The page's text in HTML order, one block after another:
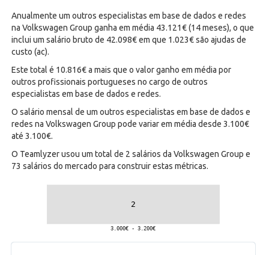
Anualmente um outros especialistas em base de dados e redes
na Volkswagen Group ganha em média 43.121€ (14 meses), o que
inclui um salário bruto de 42.098€ em que 1.023€ são ajudas de
custo (ac).
Este total é 10.816€ a mais que o valor ganho em média por
outros profissionais portugueses no cargo de outros
especialistas em base de dados e redes.
O salário mensal de um outros especialistas em base de dados e
redes na Volkswagen Group pode variar em média desde 3.100€
até 3.100€.
O Teamlyzer usou um total de 2 salários da Volkswagen Group e
73 salários do mercado para construir estas métricas.